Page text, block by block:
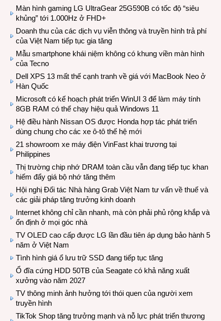
Màn hình gaming LG UltraGear 25G590B có tốc độ “siêu
khủng” tới 1.000Hz ở FHD+
Doanh thu của các dịch vụ viễn thông và truyền hình trả phí
của Việt Nam tiếp tục gia tăng
Mẫu smartphone khái niệm không có khung viền màn hình
của Tecno
Dell XPS 13 mất thế cạnh tranh về giá với MacBook Neo ở
Hàn Quốc
Microsoft có kế hoạch phát triển WinUI 3 để làm máy tính
8GB RAM có thể chạy hiệu quả Windows 11
Hệ điều hành Nissan OS được Honda hợp tác phát triển
dùng chung cho các xe ô-tô thế hệ mới
21 showroom xe máy điện VinFast khai trương tại
Philippines
Thị trường chip nhớ DRAM toàn cầu vẫn đang tiếp tục khan
hiếm đẩy giá bộ nhớ tăng thêm
Hội nghị Đối tác Nhà hàng Grab Việt Nam tư vấn về thuế và
các giải pháp tăng trưởng kinh doanh
Internet không chỉ cần nhanh, mà còn phải phủ rộng khắp và
ổn định ở mọi góc nhà
TV OLED cao cấp được LG lần đầu tiên áp dụng bảo hành 5
năm ở Việt Nam
Tình hình giá ổ lưu trữ SSD đang tiếp tục tăng
Ổ đĩa cứng HDD 50TB của Seagate có khả năng xuất
xưởng vào năm 2027
TV thông minh ảnh hưởng tới thói quen của người xem
truyền hình
TikTok Shop tăng trưởng mạnh và nỗ lực phát triển thương